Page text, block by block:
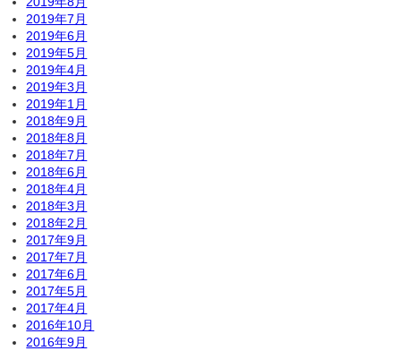
2019年7月
2019年6月
2019年5月
2019年4月
2019年3月
2019年1月
2018年9月
2018年8月
2018年7月
2018年6月
2018年4月
2018年3月
2018年2月
2017年9月
2017年7月
2017年6月
2017年5月
2017年4月
2016年10月
2016年9月